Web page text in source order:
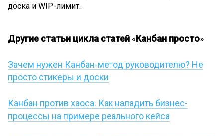
доска и WIP-лимит.
Другие статьи цикла статей «Канбан просто»
Зачем нужен Канбан-метод руководителю? Не
просто стикеры и доски
Канбан против хаоса. Как наладить бизнес-
процессы на примере реального кейса